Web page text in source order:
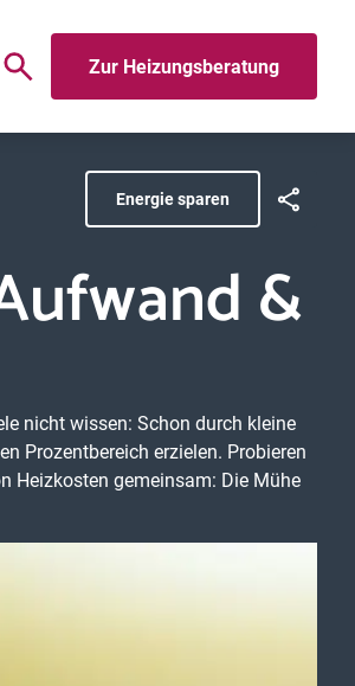
Zur Heizungsberatung
Energie sparen
&
nicht wissen: Schon durch kleine
Prozentbereich erzielen. Probieren
Heizkosten gemeinsam: Die Mühe